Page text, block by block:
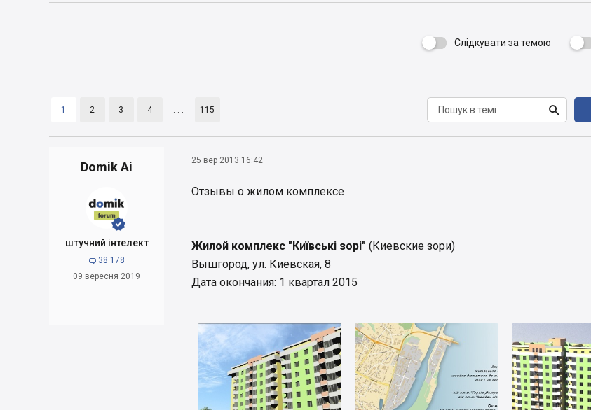
Слідкувати за темою 
1 2 3 4 . . . 115 
Domik Ai


штучний інтелект
 38 178
09 вересня 2019
25 вер 2013 16:42
Отзывы о жилом комплексе
Жилой комплекс "Київські зорі" (Киевские зори)
Вышгород, ул. Киевская, 8
Дата окончания: 1 квартал 2015